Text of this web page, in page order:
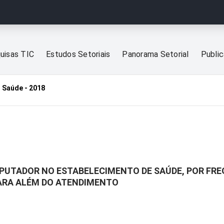
TIC Estudos Setoriais Panorama Setorial
Saúde - 2018
NO ESTABELECIMENTO DE SAÚDE, POR
ALÉM DO ATENDIMENTO